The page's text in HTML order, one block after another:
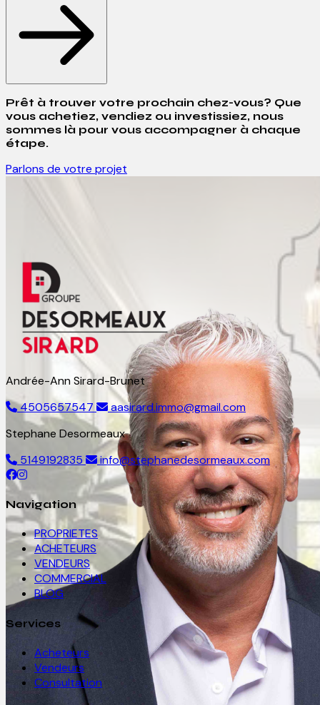
Prêt à trouver votre prochain chez-vous? Que
vous achetiez, vendiez ou investissiez, nous
sommes là pour vous accompagner à chaque
étape.
Parlons de votre projet
Andrée-Ann Sirard-Brunet
4505657547
aasirard.immo@gmail.com
Stephane Desormeaux
5149192835
info@stephanedesormeaux.com
Navigation
PROPRIETES
ACHETEURS
VENDEURS
COMMERCIAL
BLOG
Services
Acheteurs
Vendeurs
Consultation